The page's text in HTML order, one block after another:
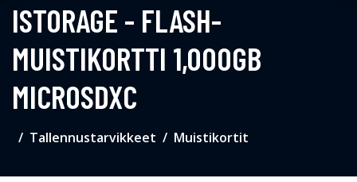
ISTORAGE - FLASH-
MUISTIKORTTI 1,000GB
MICROSDXC
Tallennustarvikkeet Muistikortit